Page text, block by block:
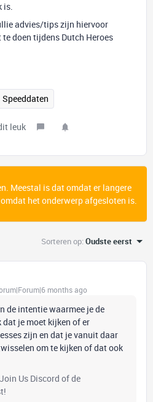
is.
advies/tips zijn hiervoor
doen tijdens Dutch Heroes
Speeddaten
leuk
Meestal is dat omdat er langere
het onderwerp afgesloten is.
Sorteren op:Oudste eerst
months ago
de intentie waarmee je de
dat je moet kijken of er
zijn en dat je vanuit daar
om te kijken of dat ook
Us Discord of de